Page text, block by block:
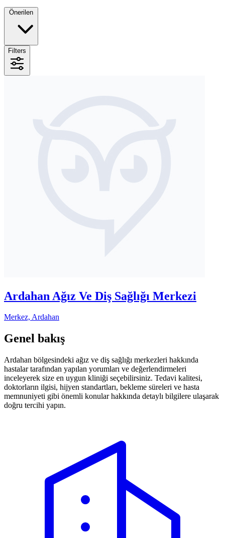
Filters
Ardahan Ağız Ve Diş Sağlığı Merkezi
Merkez, Ardahan
Genel bakış
Ardahan bölgesindeki ağız ve diş sağlığı merkezleri hakkında
hastalar tarafından yapılan yorumları ve değerlendirmeleri
inceleyerek size en uygun kliniği seçebilirsiniz. Tedavi kalitesi,
doktorların ilgisi, hijyen standartları, bekleme süreleri ve hasta
memnuniyeti gibi önemli konular hakkında detaylı bilgilere ulaşarak
doğru tercihi yapın.